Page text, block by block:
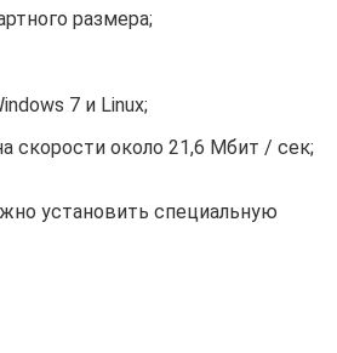
размера;
7 и Linux;
скорости около 21,6 Мбит / сек;
установить специальную